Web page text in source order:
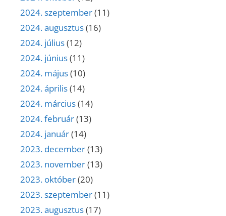
2024. szeptember(11)
2024. augusztus(16)
2024. július(12)
2024. június(11)
2024. május(10)
2024. április(14)
2024. március(14)
2024. február(13)
2024. január(14)
2023. december(13)
2023. november(13)
2023. október(20)
2023. szeptember(11)
2023. augusztus(17)